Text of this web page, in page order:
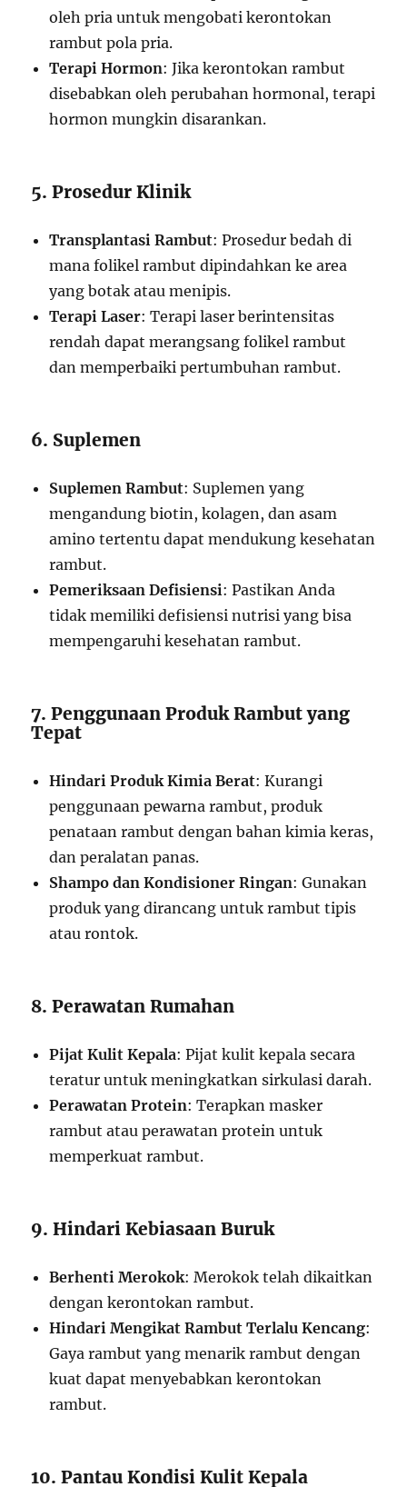
oleh pria untuk mengobati kerontokan
rambut pola pria.
Terapi Hormon: Jika kerontokan rambut
disebabkan oleh perubahan hormonal, terapi
hormon mungkin disarankan.
5. Prosedur Klinik
Transplantasi Rambut: Prosedur bedah di
mana folikel rambut dipindahkan ke area
yang botak atau menipis.
Terapi Laser: Terapi laser berintensitas
rendah dapat merangsang folikel rambut
dan memperbaiki pertumbuhan rambut.
6. Suplemen
Suplemen Rambut: Suplemen yang
mengandung biotin, kolagen, dan asam
amino tertentu dapat mendukung kesehatan
rambut.
Pemeriksaan Defisiensi: Pastikan Anda
tidak memiliki defisiensi nutrisi yang bisa
mempengaruhi kesehatan rambut.
7. Penggunaan Produk Rambut yang
Tepat
Hindari Produk Kimia Berat: Kurangi
penggunaan pewarna rambut, produk
penataan rambut dengan bahan kimia keras,
dan peralatan panas.
Shampo dan Kondisioner Ringan: Gunakan
produk yang dirancang untuk rambut tipis
atau rontok.
8. Perawatan Rumahan
Pijat Kulit Kepala: Pijat kulit kepala secara
teratur untuk meningkatkan sirkulasi darah.
Perawatan Protein: Terapkan masker
rambut atau perawatan protein untuk
memperkuat rambut.
9. Hindari Kebiasaan Buruk
Berhenti Merokok: Merokok telah dikaitkan
dengan kerontokan rambut.
Hindari Mengikat Rambut Terlalu Kencang:
Gaya rambut yang menarik rambut dengan
kuat dapat menyebabkan kerontokan
rambut.
10. Pantau Kondisi Kulit Kepala